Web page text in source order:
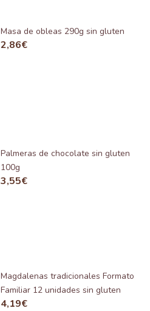
Masa de obleas 290g sin gluten
2,86€
Palmeras de chocolate sin gluten
100g
3,55€
Magdalenas tradicionales Formato
Familiar 12 unidades sin gluten
4,19€